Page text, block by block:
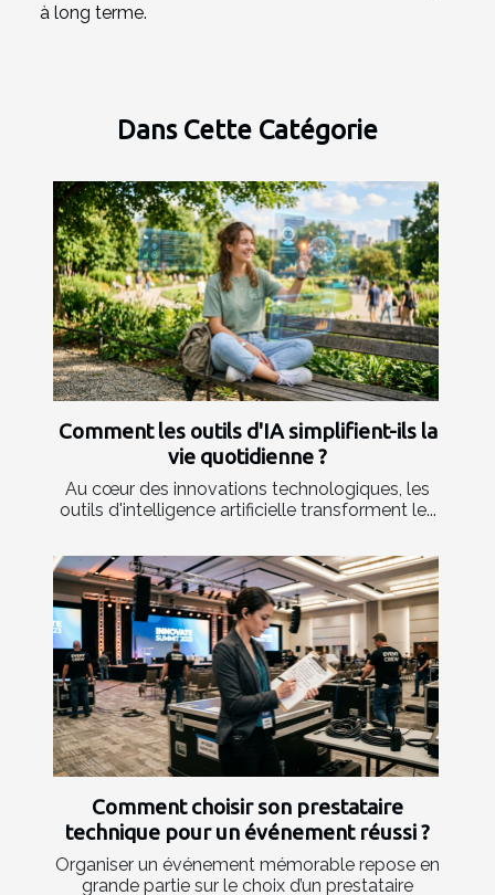
à long terme.
Dans Cette Catégorie
Comment les outils d'IA simplifient-ils la
vie quotidienne ?
Au cœur des innovations technologiques, les
outils d'intelligence artificielle transforment le...
Comment choisir son prestataire
technique pour un événement réussi ?
Organiser un événement mémorable repose en
grande partie sur le choix d’un prestataire